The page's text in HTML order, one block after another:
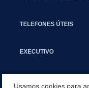
TELEFONES ÚTEIS
EXECUTIVO
Usamos cookies para